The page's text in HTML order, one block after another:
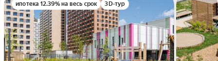
ипотека 12.39% на весь срок 3D-тур